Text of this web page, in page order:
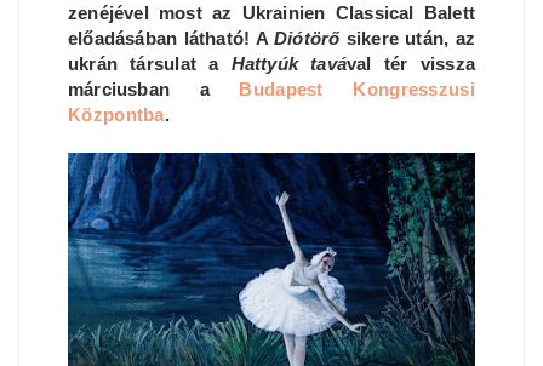
zenéjével most az Ukrainien Classical Balett
előadásában látható! A Diótörő sikere után, az
ukrán társulat a Hattyúk tavával tér vissza
márciusban a Budapest Kongresszusi
Központba.